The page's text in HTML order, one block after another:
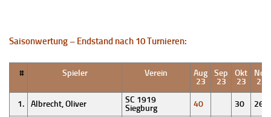
En passant
BKV
Ausschreibungen
Saisonwertung – Endstand nach 10 Turnieren:
# Spieler Verein
Aug
23
Sep
23
Okt
23
Nov
23
1. Albrecht, Oliver
SC 1919
Siegburg
40 30 26